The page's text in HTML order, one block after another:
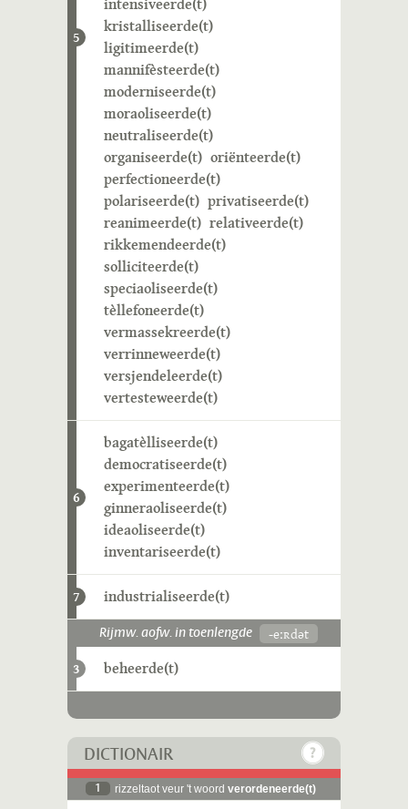
5
kristalliseerde(t)
ligitimeerde(t)
mannifèsteerde(t)
moderniseerde(t)
moraoliseerde(t)
neutraliseerde(t)
organiseerde(t) oriënteerde(t)
perfectioneerde(t)
polariseerde(t) privatiseerde(t)
reanimeerde(t) relativeerde(t)
rikkemendeerde(t)
solliciteerde(t)
speciaoliseerde(t)
tèllefoneerde(t)
vermassekreerde(t)
verrinneweerde(t)
versjendeleerde(t)
vertesteweerde(t)
6
bagatèlliseerde(t)
democratiseerde(t)
experimenteerde(t)
ginneraoliseerde(t)
ideaoliseerde(t)
inventariseerde(t)
7 industrialiseerde(t)
Rijmw. aofw. in toenlengde -eːʀdət
3 beheerde(t)
DICTIONAIR
1 rizzeltaot veur 't woord verordeneerde(t)